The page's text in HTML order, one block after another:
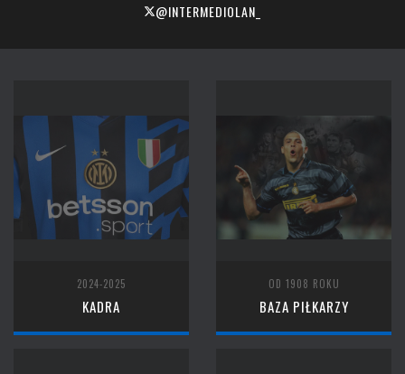
@INTERMEDIOLAN_
2024-2025
KADRA
OD 1908 ROKU
BAZA PIŁKARZY